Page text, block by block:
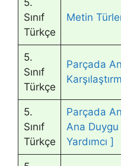
5.
Sınıf
Türkçe
Metin
5.
Sınıf
Türkçe
Parçada
5.
Sınıf
Türkçe
Parçada
Ana Duygu
Yardımcı ]